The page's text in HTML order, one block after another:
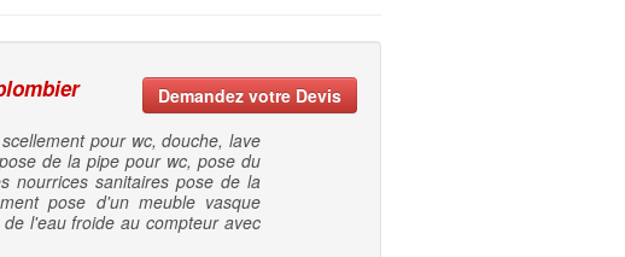
Demandez votre Devis
pour wc, douche, lave
de la pipe pour wc, pose du
nourrices sanitaires pose de la
pose d'un meuble vasque
l'eau froide au compteur avec